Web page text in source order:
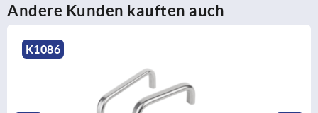
Andere Kunden kauften auch